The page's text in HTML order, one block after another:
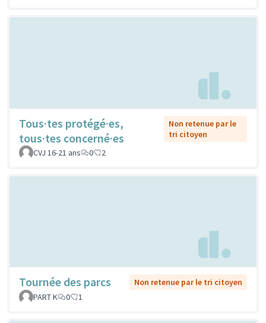
Tous·tes protégé·es,
tous·tes concerné·es
Non retenue par le
tri citoyen
CVJ 16-21 ans
0 2
Tournée des parcs
Non retenue par le tri citoyen
PART K
0 1